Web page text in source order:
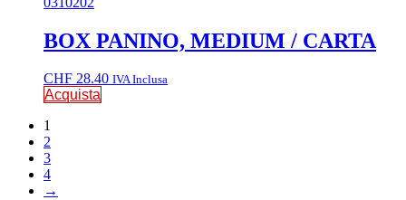
BOX PANINO, MEDIUM / CARTA
CHF 28.40 IVA Inclusa
Acquista
1
2
3
4
→